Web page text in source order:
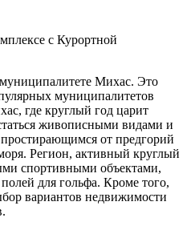
с Курортной
Михас. Это
муниципалитетов
где круглый год царит
живописными видами и
от предгорий
Регион, активный круглый
спортивными объектами,
для гольфа. Кроме того,
вариантов недвижимости